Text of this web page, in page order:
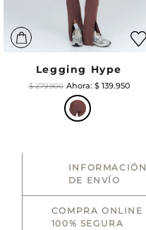
Legging Hype
$ 279.900 $ 139.950
INFORMACIÓN
DE ENVÍO
COMPRA ONLINE
100% SEGURA